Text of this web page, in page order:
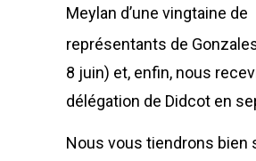
Meylan d’une vingtaine de
représentants de
8 juin) et, enfin, nous
délégation de Didcot en
Nous vous tiendrons bien